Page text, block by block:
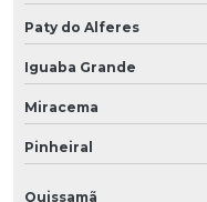
Paty do Alferes
Iguaba Grande
Miracema
Pinheiral
Quissamã